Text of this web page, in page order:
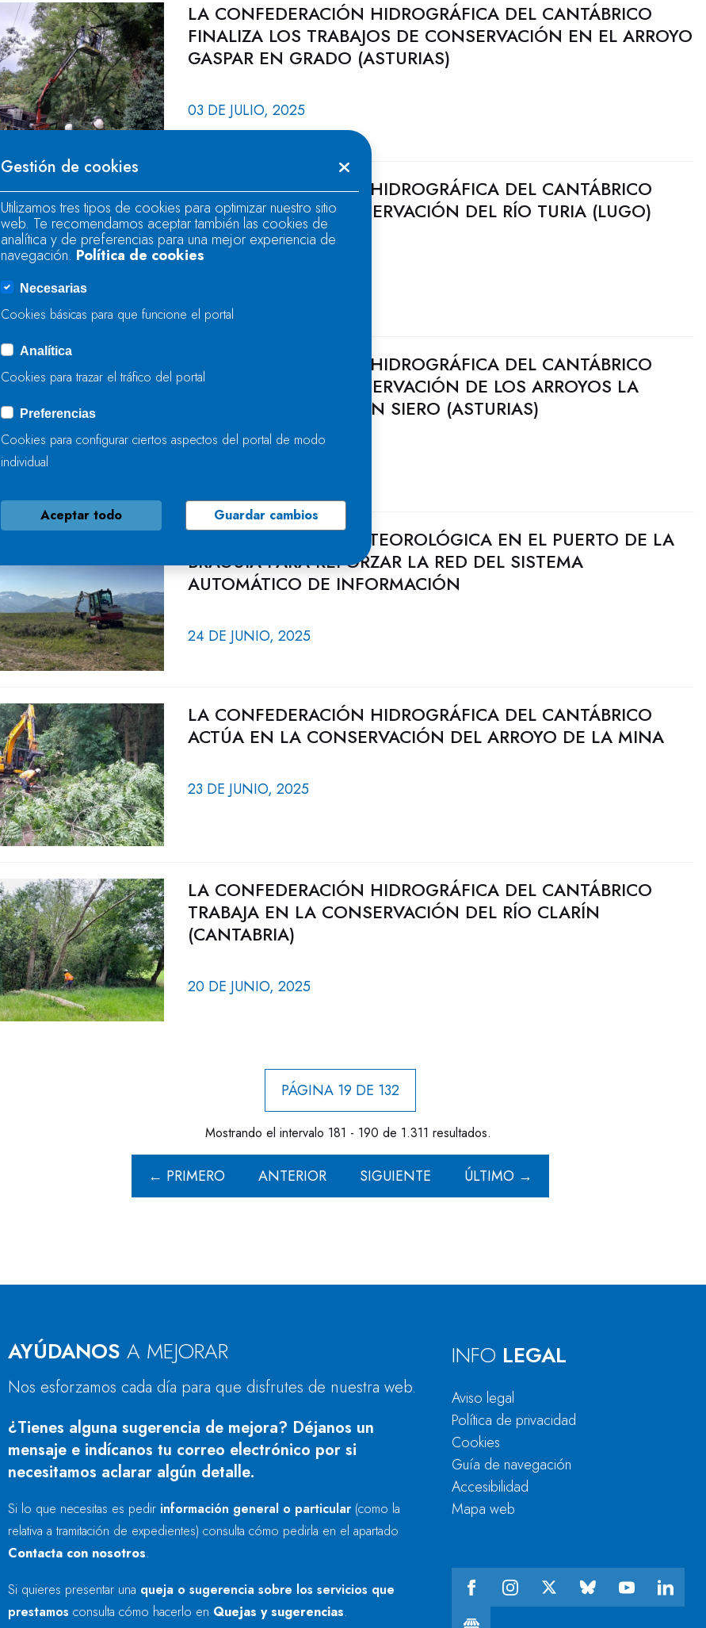
LA CONFEDERACIÓN HIDROGRÁFICA DEL CANTÁBRICO
FINALIZA LOS TRABAJOS DE CONSERVACIÓN EN EL ARROYO
GASPAR EN GRADO (ASTURIAS)
03 DE JULIO, 2025
LA CONFEDERACIÓN HIDROGRÁFICA DEL CANTÁBRICO
TRABAJA EN LA CONSERVACIÓN DEL RÍO TURIA (LUGO)
02 DE JULIO, 2025
LA CONFEDERACIÓN HIDROGRÁFICA DEL CANTÁBRICO
TRABAJA EN LA CONSERVACIÓN DE LOS ARROYOS LA
PEÑUCA Y PIELGÓN EN SIERO (ASTURIAS)
NUEVA ESTACIÓN METEOROLÓGICA EN EL PUERTO DE LA
BRAGUÍA PARA REFORZAR LA RED DEL SISTEMA
AUTOMÁTICO DE INFORMACIÓN
24 DE JUNIO, 2025
LA CONFEDERACIÓN HIDROGRÁFICA DEL CANTÁBRICO
ACTÚA EN LA CONSERVACIÓN DEL ARROYO DE LA MINA
23 DE JUNIO, 2025
LA CONFEDERACIÓN HIDROGRÁFICA DEL CANTÁBRICO
TRABAJA EN LA CONSERVACIÓN DEL RÍO CLARÍN
(CANTABRIA)
20 DE JUNIO, 2025
PÁGINA 19 DE 132
Mostrando el intervalo 181 - 190 de 1.311 resultados.
← PRIMERO ANTERIOR SIGUIENTE ÚLTIMO →
AYÚDANOS A MEJORAR
Nos esforzamos cada día para que disfrutes de nuestra web.
¿Tienes alguna sugerencia de mejora? Déjanos un
mensaje e indícanos tu correo electrónico por si
necesitamos aclarar algún detalle.
Si lo que necesitas es pedir información general o particular (como la
relativa a tramitación de expedientes) consulta cómo pedirla en el apartado
Contacta con nosotros.
Si quieres presentar una queja o sugerencia sobre los servicios que
prestamos consulta cómo hacerlo en Quejas y sugerencias.
INFO LEGAL
Aviso legal
Política de privacidad
Cookies
Guía de navegación
Accesibilidad
Mapa web
Gestión de cookies
Utilizamos tres tipos de cookies para optimizar nuestro sitio
web. Te recomendamos aceptar también las cookies de
analítica y de preferencias para una mejor experiencia de
navegación. Política de cookies
Necesarias
Cookies básicas para que funcione el portal
Analítica
Cookies para trazar el tráfico del portal
Preferencias
Cookies para configurar ciertos aspectos del portal de modo
individual
Aceptar todo Guardar cambios